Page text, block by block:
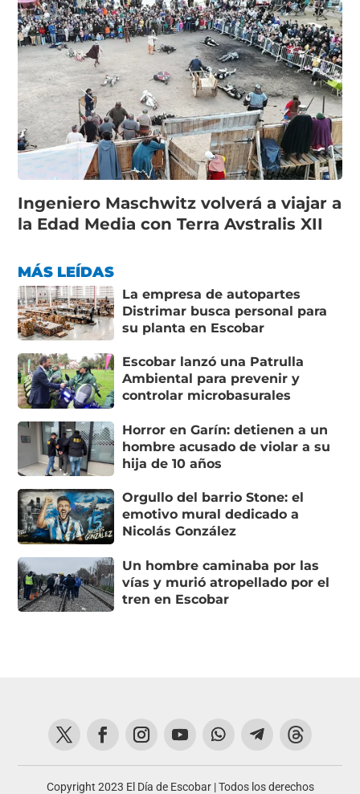
Ingeniero Maschwitz volverá a viajar a
la Edad Media con Terra Avstralis XII
MÁS LEÍDAS
La empresa de autopartes
Distrimar busca personal para
su planta en Escobar
Escobar lanzó una Patrulla
Ambiental para prevenir y
controlar microbasurales
Horror en Garín: detienen a un
hombre acusado de violar a su
hija de 10 años
Orgullo del barrio Stone: el
emotivo mural dedicado a
Nicolás González
Un hombre caminaba por las
vías y murió atropellado por el
tren en Escobar
Copyright 2023 El Día de Escobar | Todos los derechos